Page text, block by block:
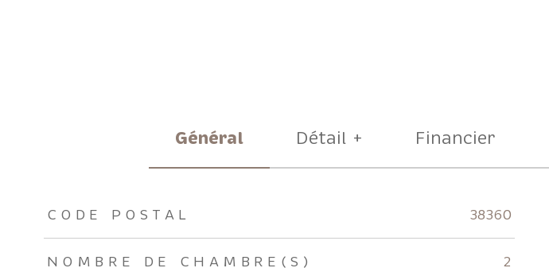
Général Détail + Financier
TRAD_ZEPHYR_Caracteristique
CODE POSTAL 38360
NOMBRE DE CHAMBRE(S) 2